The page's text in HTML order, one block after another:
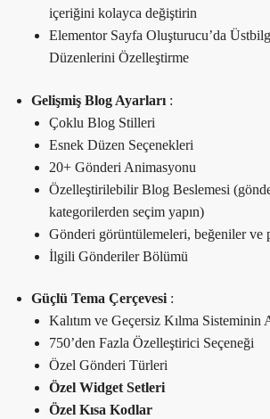
içeriğini kolayca değiştirin
Elementor Sayfa Oluşturucu’da
Düzenlerini Özelleştirme
Gelişmiş Blog Ayarları :
Çoklu Blog Stilleri
Esnek Düzen Seçenekleri
20+ Gönderi Animasyonu
Özelleştirilebilir Blog Beslemesi
kategorilerden seçim yapın)
Gönderi görüntülemeleri, beğeniler ve
İlgili Gönderiler Bölümü
Güçlü Tema Çerçevesi :
Kalıtım ve Geçersiz Kılma Sisteminin
750’den Fazla Özelleştirici Seçeneği
Özel Gönderi Türleri
Özel Widget Setleri
Özel Kısa Kodlar